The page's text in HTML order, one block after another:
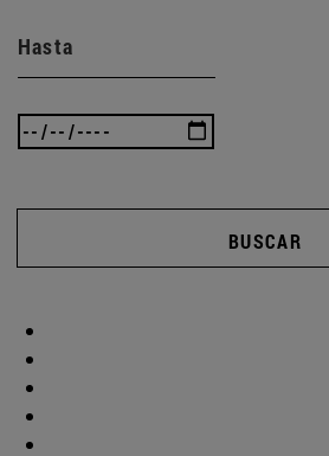
Hasta
BUSCAR